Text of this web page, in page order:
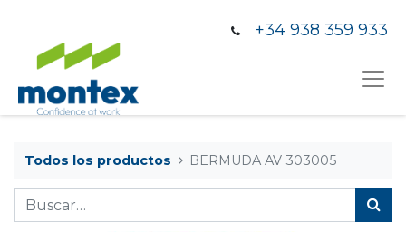
+34 938 359 933
Todos los productos BERMUDA AV 303005